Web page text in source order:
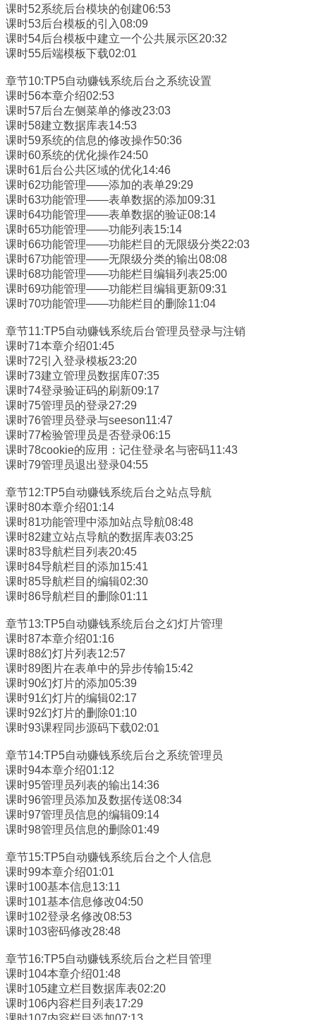
课时52系统后台模块的创建06:53
课时53后台模板的引入08:09
课时54后台模板中建立一个公共展示区20:32
课时55后端模板下载02:01
章节10:TP5自动赚钱系统后台之系统设置
课时56本章介绍02:53
课时57后台左侧菜单的修改23:03
课时58建立数据库表14:53
课时59系统的信息的修改操作50:36
课时60系统的优化操作24:50
课时61后台公共区域的优化14:46
课时62功能管理——添加的表单29:29
课时63功能管理——表单数据的添加09:31
课时64功能管理——表单数据的验证08:14
课时65功能管理——功能列表15:14
课时66功能管理——功能栏目的无限级分类22:03
课时67功能管理——无限级分类的输出08:08
课时68功能管理——功能栏目编辑列表25:00
课时69功能管理——功能栏目编辑更新09:31
课时70功能管理——功能栏目的删除11:04
章节11:TP5自动赚钱系统后台管理员登录与注销
课时71本章介绍01:45
课时72引入登录模板23:20
课时73建立管理员数据库07:35
课时74登录验证码的刷新09:17
课时75管理员的登录27:29
课时76管理员登录与seeson11:47
课时77检验管理员是否登录06:15
课时78cookie的应用：记住登录名与密码11:43
课时79管理员退出登录04:55
章节12:TP5自动赚钱系统后台之站点导航
课时80本章介绍01:14
课时81功能管理中添加站点导航08:48
课时82建立站点导航的数据库表03:25
课时83导航栏目列表20:45
课时84导航栏目的添加15:41
课时85导航栏目的编辑02:30
课时86导航栏目的删除01:11
章节13:TP5自动赚钱系统后台之幻灯片管理
课时87本章介绍01:16
课时88幻灯片列表12:57
课时89图片在表单中的异步传输15:42
课时90幻灯片的添加05:39
课时91幻灯片的编辑02:17
课时92幻灯片的删除01:10
课时93课程同步源码下载02:01
章节14:TP5自动赚钱系统后台之系统管理员
课时94本章介绍01:12
课时95管理员列表的输出14:36
课时96管理员添加及数据传送08:34
课时97管理员信息的编辑09:14
课时98管理员信息的删除01:49
章节15:TP5自动赚钱系统后台之个人信息
课时99本章介绍01:01
课时100基本信息13:11
课时101基本信息修改04:50
课时102登录名修改08:53
课时103密码修改28:48
章节16:TP5自动赚钱系统后台之栏目管理
课时104本章介绍01:48
课时105建立栏目数据库表02:20
课时106内容栏目列表17:29